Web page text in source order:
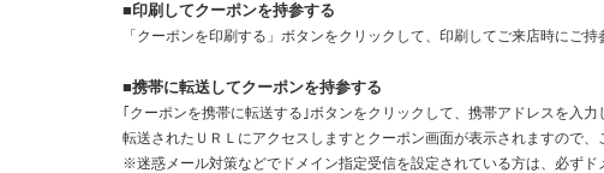
■印刷してクーポンを持参する
「クーポンを印刷する」ボタンをクリックして、印刷してご来店時にご持
■携帯に転送してクーポンを持参する
｢クーポンを携帯に転送する｣ボタンをクリックして、携帯アドレスを入力
転送されたＵＲＬにアクセスしますとクーポン画面が表示されますので、
※迷惑メール対策などでドメイン指定受信を設定されている方は、必ずド